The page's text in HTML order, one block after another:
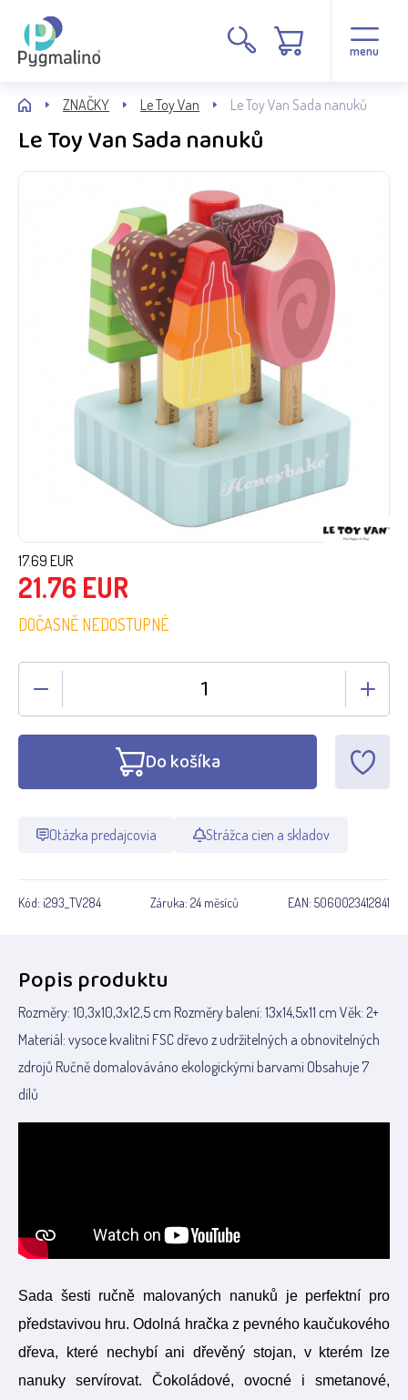
menu
ZNAČKY Le Toy Van Le Toy Van Sada nanuků
Le Toy Van Sada nanuků
17.69 EUR
21.76 EUR
DOČASNĚ NEDOSTUPNÉ
Do košíka
Otázka predajcovia Strážca cien a skladov
Kód: i293_TV284 Záruka: 24 měsíců EAN: 5060023412841
Popis produktu
Rozměry: 10,3x10,3x12,5 cm Rozměry balení: 13x14,5x11 cm Věk: 2+
Materiál: vysoce kvalitní FSC dřevo z udržitelných a obnovitelných
zdrojů Ručně domalováváno ekologickými barvami Obsahuje 7
dílů
Sada šesti ručně malovaných nanuků je perfektní pro
představivou hru. Odolná hračka z pevného kaučukového
dřeva, které nechybí ani dřevěný stojan, v kterém lze
nanuky servírovat. Čokoládové, ovocné i smetanové,